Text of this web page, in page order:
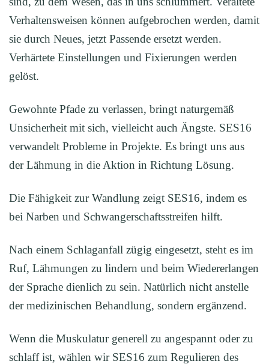
Verhaltensweisen können aufgebrochen werden, damit
sie durch Neues, jetzt Passende ersetzt werden.
Verhärtete Einstellungen und Fixierungen werden
gelöst.
Gewohnte Pfade zu verlassen, bringt naturgemäß
Unsicherheit mit sich, vielleicht auch Ängste. SES16
verwandelt Probleme in Projekte. Es bringt uns aus
der Lähmung in die Aktion in Richtung Lösung.
Die Fähigkeit zur Wandlung zeigt SES16, indem es
bei Narben und Schwangerschaftsstreifen hilft.
Nach einem Schlaganfall zügig eingesetzt, steht es im
Ruf, Lähmungen zu lindern und beim Wiedererlangen
der Sprache dienlich zu sein. Natürlich nicht anstelle
der medizinischen Behandlung, sondern ergänzend.
Wenn die Muskulatur generell zu angespannt oder zu
schlaff ist, wählen wir SES16 zum Regulieren des